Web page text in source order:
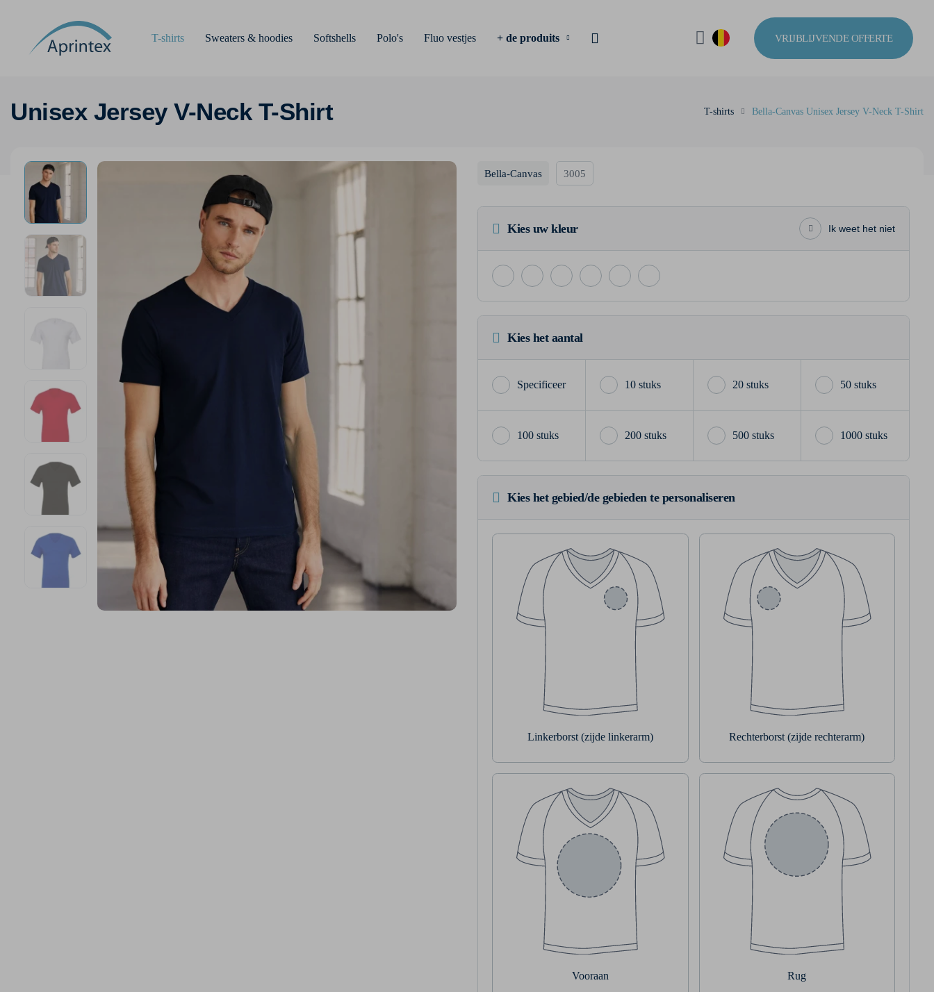
T-shirts Sweaters & hoodies Softshells Polo's Fluo vestjes + de produits VRIJBLIJVENDE OFFERTE
Unisex Jersey V-Neck T-Shirt T-shirts Bella-Canvas Unisex Jersey V-Neck T-Shirt
Bella-Canvas 3005
Kies uw kleur Ik weet het niet
Kies het aantal
10 stuks 20 stuks 50 stuks
100 stuks 200 stuks 500 stuks 1000 stuks
Kies het gebied/de gebieden te personaliseren
Linkerborst (zijde linkerarm) Rechterborst (zijde rechterarm)
Vooraan Rug